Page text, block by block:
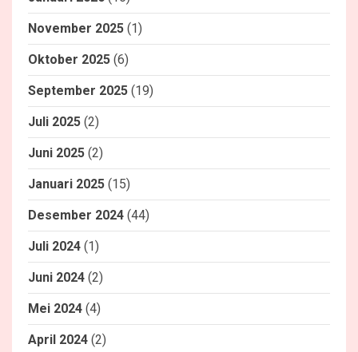
November 2025 (1)
Oktober 2025 (6)
September 2025 (19)
Juli 2025 (2)
Juni 2025 (2)
Januari 2025 (15)
Desember 2024 (44)
Juli 2024 (1)
Juni 2024 (2)
Mei 2024 (4)
April 2024 (2)